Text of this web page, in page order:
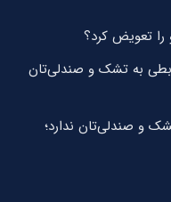
را تعویض کرد؟
به تشک و صندلی‌تان
و صندلی‌تان ندارد؛